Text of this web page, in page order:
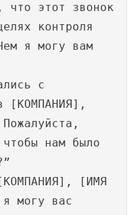
что этот звонок
контроля
я могу вам
с
[КОМПАНИЯ],
нам было
[ИМЯ
могу вас